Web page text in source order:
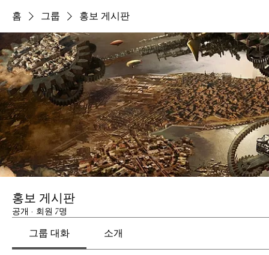
홈 그룹 홍보 게시판
홍보 게시판
공개 · 회원 7명
그룹 대화 소개